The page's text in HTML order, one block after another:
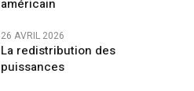
américain
26 AVRIL 2026
La redistribution des
puissances